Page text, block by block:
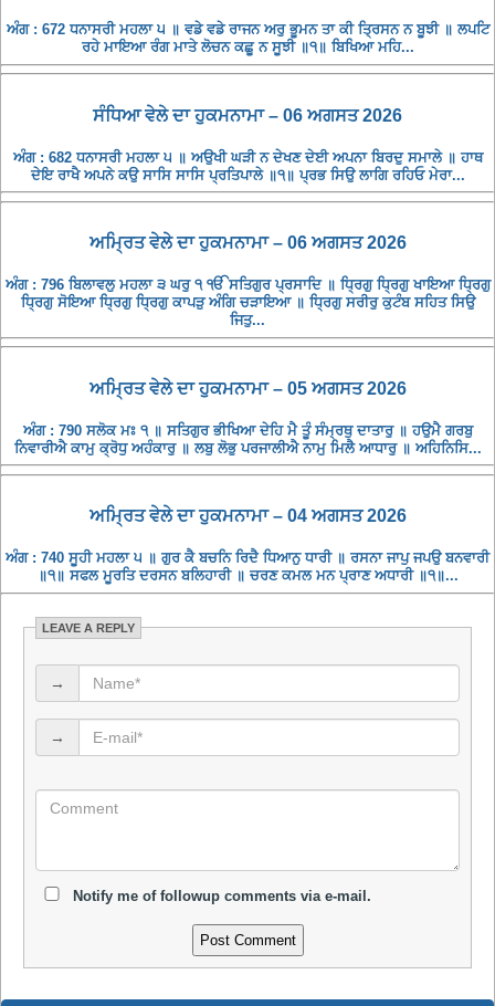
ਅੰਗ : 672 ਧਨਾਸਰੀ ਮਹਲਾ ੫ ॥ ਵਡੇ ਵਡੇ ਰਾਜਨ ਅਰੁ ਭੂਮਨ ਤਾ ਕੀ ਤ੍ਰਿਸਨ ਨ ਬੂਝੀ ॥ ਲਪਟਿ
ਰਹੇ ਮਾਇਆ ਰੰਗ ਮਾਤੇ ਲੋਚਨ ਕਛੂ ਨ ਸੂਝੀ ॥੧॥ ਬਿਖਿਆ ਮਹਿ...
ਸੰਧਿਆ ਵੇਲੇ ਦਾ ਹੁਕਮਨਾਮਾ – 06 ਅਗਸਤ 2026
ਅੰਗ : 682 ਧਨਾਸਰੀ ਮਹਲਾ ੫ ॥ ਅਉਖੀ ਘੜੀ ਨ ਦੇਖਣ ਦੇਈ ਅਪਨਾ ਬਿਰਦੁ ਸਮਾਲੇ ॥ ਹਾਥ
ਦੇਇ ਰਾਖੈ ਅਪਨੇ ਕਉ ਸਾਸਿ ਸਾਸਿ ਪ੍ਰਤਿਪਾਲੇ ॥੧॥ ਪ੍ਰਭ ਸਿਉ ਲਾਗਿ ਰਹਿਓ ਮੇਰਾ...
ਅਮ੍ਰਿਤ ਵੇਲੇ ਦਾ ਹੁਕਮਨਾਮਾ – 06 ਅਗਸਤ 2026
ਅੰਗ : 796 ਬਿਲਾਵਲੁ ਮਹਲਾ ੩ ਘਰੁ ੧ ੴ ਸਤਿਗੁਰ ਪ੍ਰਸਾਦਿ ॥ ਧ੍ਰਿਗੁ ਧ੍ਰਿਗੁ ਖਾਇਆ ਧ੍ਰਿਗੁ
ਧ੍ਰਿਗੁ ਸੋਇਆ ਧ੍ਰਿਗੁ ਧ੍ਰਿਗੁ ਕਾਪੜੁ ਅੰਗਿ ਚੜਾਇਆ ॥ ਧ੍ਰਿਗੁ ਸਰੀਰੁ ਕੁਟੰਬ ਸਹਿਤ ਸਿਉ
ਜਿਤੁ...
ਅਮ੍ਰਿਤ ਵੇਲੇ ਦਾ ਹੁਕਮਨਾਮਾ – 05 ਅਗਸਤ 2026
ਅੰਗ : 790 ਸਲੋਕ ਮਃ ੧ ॥ ਸਤਿਗੁਰ ਭੀਖਿਆ ਦੇਹਿ ਮੈ ਤੂੰ ਸੰਮ੍ਰਥੁ ਦਾਤਾਰੁ ॥ ਹਉਮੈ ਗਰਬੁ
ਨਿਵਾਰੀਐ ਕਾਮੁ ਕ੍ਰੋਧੁ ਅਹੰਕਾਰੁ ॥ ਲਬੁ ਲੋਭੁ ਪਰਜਾਲੀਐ ਨਾਮੁ ਮਿਲੈ ਆਧਾਰੁ ॥ ਅਹਿਨਿਸਿ...
ਅਮ੍ਰਿਤ ਵੇਲੇ ਦਾ ਹੁਕਮਨਾਮਾ – 04 ਅਗਸਤ 2026
ਅੰਗ : 740 ਸੂਹੀ ਮਹਲਾ ੫ ॥ ਗੁਰ ਕੈ ਬਚਨਿ ਰਿਦੈ ਧਿਆਨੁ ਧਾਰੀ ॥ ਰਸਨਾ ਜਾਪੁ ਜਪਉ ਬਨਵਾਰੀ
॥੧॥ ਸਫਲ ਮੂਰਤਿ ਦਰਸਨ ਬਲਿਹਾਰੀ ॥ ਚਰਣ ਕਮਲ ਮਨ ਪ੍ਰਾਣ ਅਧਾਰੀ ॥੧॥...
LEAVE A REPLY
→
→
Notify me of followup comments via e-mail.